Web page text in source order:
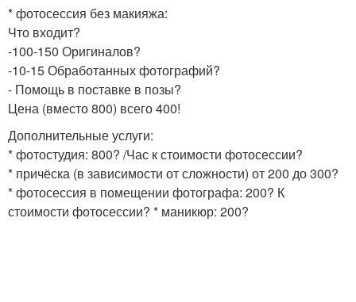
* фотосессия без макияжа:
Что входит?
-100-150 Оригиналов?
-10-15 Обработанных фотографий?
- Помощь в поставке в позы?
Цена (вместо 800) всего 400!
Дополнительные услуги:
* фотостудия: 800? /Час к стоимости фотосессии?
* причёска (в зависимости от сложности) от 200 до 300?
* фотосессия в помещении фотографа: 200? К
стоимости фотосессии? * маникюр: 200?